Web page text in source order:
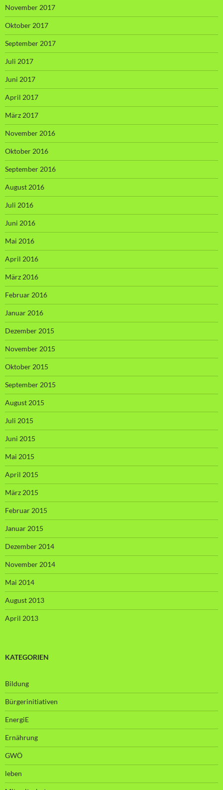
November 2017
Oktober 2017
September 2017
Juli 2017
Juni 2017
April 2017
März 2017
November 2016
Oktober 2016
September 2016
August 2016
Juli 2016
Juni 2016
Mai 2016
April 2016
März 2016
Februar 2016
Januar 2016
Dezember 2015
November 2015
Oktober 2015
September 2015
August 2015
Juli 2015
Juni 2015
Mai 2015
April 2015
März 2015
Februar 2015
Januar 2015
Dezember 2014
November 2014
Mai 2014
August 2013
April 2013
KATEGORIEN
Bildung
Bürgerinitiativen
EnergiE
Ernährung
GWÖ
leben